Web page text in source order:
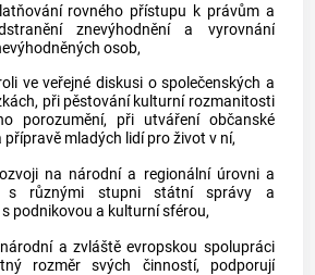
rovného přístupu k právům a
znevýhodnění a vyrovnání
osob,
ve veřejné diskusi o společenských a
při pěstování kulturní rozmanitosti
porozumění, při utváření občanské
mladých lidí pro život v ní,
na národní a regionální úrovni a
s různými stupni státní správy a
podnikovou a kulturní sférou,
a zvláště evropskou spolupráci
rozměr svých činností, podporují